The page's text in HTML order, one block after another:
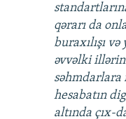
qərarı da
buraxılışı
əvvəlki
səhmdarlara
hesabatın
altında çıx-